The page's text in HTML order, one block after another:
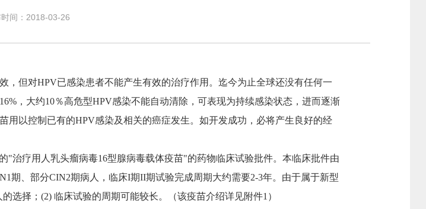
时间：2018-03-26
但对HPV已感染患者不能产生有效的治疗作用。迄今为止全球还没有任何一
，大约10％高危型HPV感染不能自动清除，可表现为持续感染状态，进而逐渐
用以控制已有的HPV感染及相关的癌症发生。如开发成功，必将产生良好的经
的"治疗用人乳头瘤病毒16型腺病毒载体疫苗"的药物临床试验批件。本临床批件由
期、部分CIN2期病人，临床I期II期试验完成周期大约需要2-3年。由于属于新型
选择；(2) 临床试验的周期可能较长。
（该疫苗介绍详见附件1）